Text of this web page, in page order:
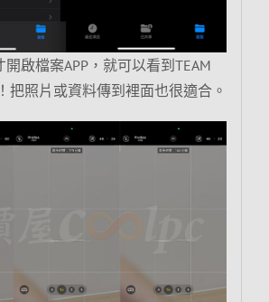
開啟檔案APP，就可以看到TEAM
把照片或資料傳到裡面也很適合。